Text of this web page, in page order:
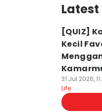
[QUIZ]
Kecil
31 Jul 2026,
Life